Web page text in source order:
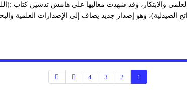
العلمي والابتكار، وقد شهدت معاليها على هامش تدشين كتاب
الصيدلية)، وهو إصدار جديد يضاف إلى الإصدارات العلمية
1
2
3
4